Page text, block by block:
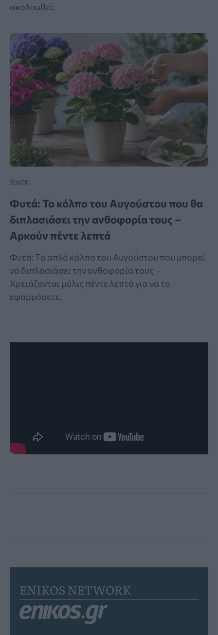
ακολουθεί;
HACK
Φυτά: Το κόλπο του Αυγούστου που θα
διπλασιάσει την ανθοφορία τους –
Αρκούν πέντε λεπτά
Φυτά: Το απλό κόλπο του Αυγούστου που μπορεί
να διπλασιάσει την ανθοφορία τους –
Χρειάζονται μόλις πέντε λεπτά για να το
εφαρμόσετε.
ENIKOS NETWORK